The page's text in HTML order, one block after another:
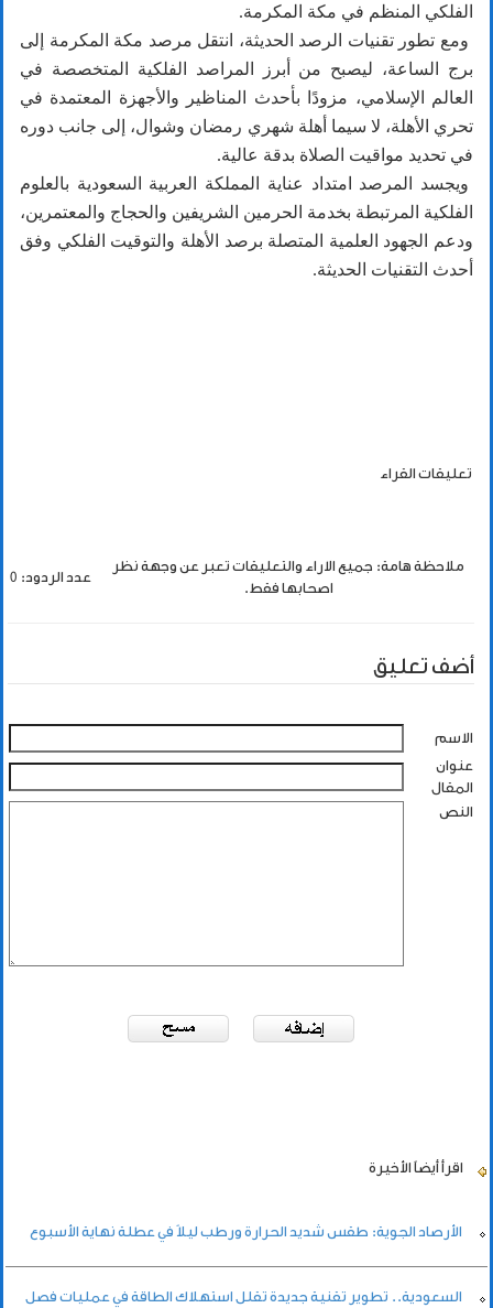
الفلكي المنظم في مكة المكرمة.
ومع تطور تقنيات الرصد الحديثة، انتقل مرصد مكة المكرمة إلى
برج الساعة، ليصبح من أبرز المراصد الفلكية المتخصصة في
العالم الإسلامي، مزودًا بأحدث المناظير والأجهزة المعتمدة في
تحري الأهلة، لا سيما أهلة شهري رمضان وشوال، إلى جانب دوره
في تحديد مواقيت الصلاة بدقة عالية.
ويجسد المرصد امتداد عناية المملكة العربية السعودية بالعلوم
الفلكية المرتبطة بخدمة الحرمين الشريفين والحجاج والمعتمرين،
ودعم الجهود العلمية المتصلة برصد الأهلة والتوقيت الفلكي وفق
أحدث التقنيات الحديثة.
تعليقات القراء
ملاحظة هامة: جميع الاراء والتعليقات تعبر عن وجهة نظر
اصحابها فقط.
عدد الردود: 0
أضف تعليق
الاسم
عنوان
المقال
النص
اقرأ أيضاً الأخيرة
الأرصاد الجوية: طقس شديد الحرارة ورطب ليلاً في عطلة نهاية الأسبوع
السعودية.. تطوير تقنية جديدة تقلل استهلاك الطاقة في عمليات فصل